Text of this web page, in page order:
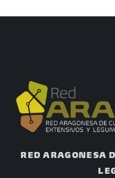
RED ARAGONESA